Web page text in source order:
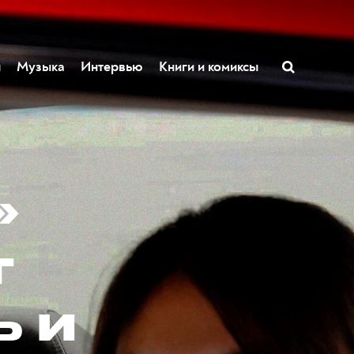
Музыка Интервью Книги и комиксы
и